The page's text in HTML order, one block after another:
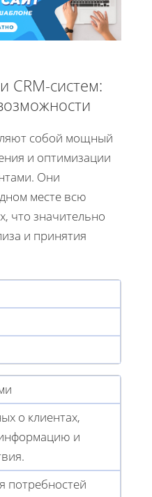
CRM-систем:
собой мощный
и оптимизации
Они
месте всю
что значительно
и принятия
о клиентах,
и
потребностей